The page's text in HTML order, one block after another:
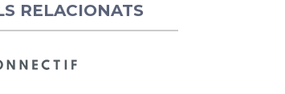
RELACIONATS